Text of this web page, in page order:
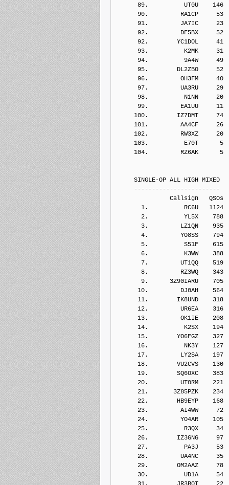
89.          UT0U    146
90.         RA1CP     53
91.         JA7IC     23
92.         DF5BX     52
92.        YC1DOL     41
93.          K2MK     31
94.          9A4W     49
95.        DL2ZBO     52
96.         OH3FM     40
97.         UA3RU     29
98.          N1NN     20
99.         EA1UU     11
100.        IZ7DMT     74
101.         AA4CF     26
102.         RW3XZ     20
103.          E70T      5
104.         RZ6AK      5
SINGLE-OP ALL HIGH MIXED
------------------------
Callsign   QSOs  Points
1.          RC6U   1124
2.          YL5X    788
3.         LZ1QN    935
4.         YO8SS    794
5.          S51F    615
6.          K3WW    388
7.         UT1QQ    519
8.         RZ3WQ    343
9.      3Z90IARU    705
10.         DJ0AH    564
11.        IK8UND    318
12.         UR6EA    316
13.         OK1IE    208
14.          K2SX    194
15.        YO6FGZ    327
16.          NK3Y    127
17.         LY2SA    197
18.        VU2CVS    130
19.        SQ6OXC    383
20.         UT0RM    221
21.       3Z85PZK    234
22.        HB9EYP    168
23.         AI4WW     72
24.         YO4AR    105
25.          R3QX     34
26.        IZ3GNG     97
27.          PA3J     53
28.         UA4NC     35
29.        OM2AAZ     78
30.          UD1A     54